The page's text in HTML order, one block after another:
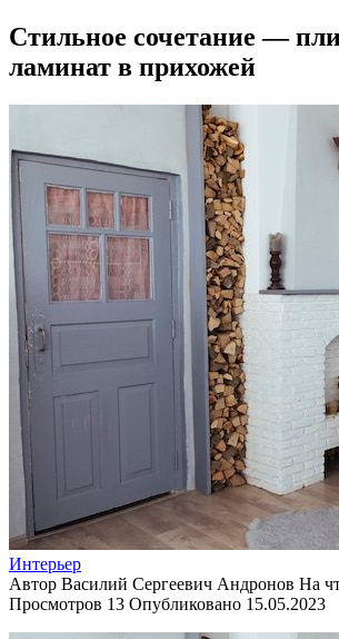
Стильное сочетание —
ламинат в прихожей
Интерьер
Автор Василий Сергеевич Андронов На
Просмотров 13 Опубликовано 15.05.2023